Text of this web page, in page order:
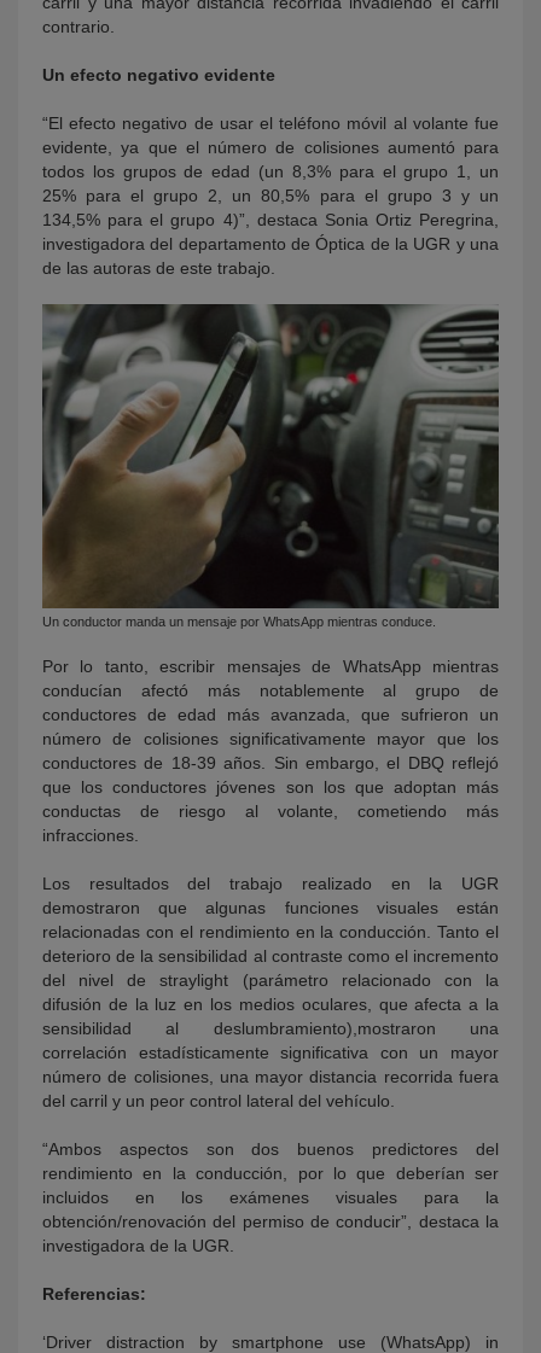
contrario.
Un efecto negativo evidente
“El efecto negativo de usar el teléfono móvil al volante fue
evidente, ya que el número de colisiones aumentó para
todos los grupos de edad (un 8,3% para el grupo 1, un
25% para el grupo 2, un 80,5% para el grupo 3 y un
134,5% para el grupo 4)”, destaca Sonia Ortiz Peregrina,
investigadora del departamento de Óptica de la UGR y una
de las autoras de este trabajo.
Un conductor manda un mensaje por WhatsApp mientras conduce.
Por lo tanto, escribir mensajes de WhatsApp mientras
conducían afectó más notablemente al grupo de
conductores de edad más avanzada, que sufrieron un
número de colisiones significativamente mayor que los
conductores de 18-39 años. Sin embargo, el DBQ reflejó
que los conductores jóvenes son los que adoptan más
conductas de riesgo al volante, cometiendo más
infracciones.
Los resultados del trabajo realizado en la UGR
demostraron que algunas funciones visuales están
relacionadas con el rendimiento en la conducción. Tanto el
deterioro de la sensibilidad al contraste como el incremento
del nivel de straylight (parámetro relacionado con la
difusión de la luz en los medios oculares, que afecta a la
sensibilidad al deslumbramiento),mostraron una
correlación estadísticamente significativa con un mayor
número de colisiones, una mayor distancia recorrida fuera
del carril y un peor control lateral del vehículo.
“Ambos aspectos son dos buenos predictores del
rendimiento en la conducción, por lo que deberían ser
incluidos en los exámenes visuales para la
obtención/renovación del permiso de conducir”, destaca la
investigadora de la UGR.
Referencias:
‘Driver distraction by smartphone use (WhatsApp) in